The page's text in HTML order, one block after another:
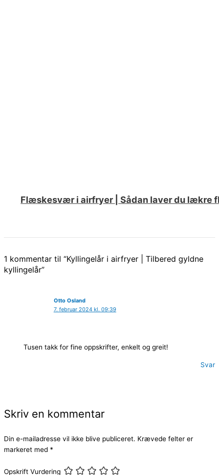
Flæskesvær i airfryer | Sådan laver du
1 kommentar til “Kyllingelår i airfryer | Tilbered gyldne
kyllingelår”
Otto Osland
7. februar 2024 kl. 09:39
Tusen takk for fine oppskrifter, enkelt og greit!
Svar
Skriv en kommentar
Din e-mailadresse vil ikke blive publiceret. Krævede felter er
markeret med *
Opskrift Vurdering